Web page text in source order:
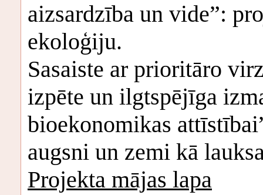
aizsardzība un vide”:
ekoloģiju.
Sasaiste ar prioritāro
izpēte un ilgtspējīga
bioekonomikas
augsni un zemi kā
Projekta mājas lapa